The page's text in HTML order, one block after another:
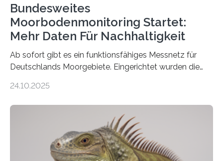
Bundesweites
Moorbodenmonitoring Startet:
Mehr Daten Für Nachhaltigkeit
Ab sofort gibt es ein funktionsfähiges Messnetz für
Deutschlands Moorgebiete. Eingerichtet wurden die
vergangenen fünf Jahren von Wissenschaftlerinnen
heutigen Donnerstag übergeben sie ihren Bericht zur
Aufbauphase an den Auftraggeber, das
Bundesministerium für Landwirtschaft, Ernährung und
Heimat. Braunschweig/Eberswalde (23. Oktober 2025).
24.10.2025